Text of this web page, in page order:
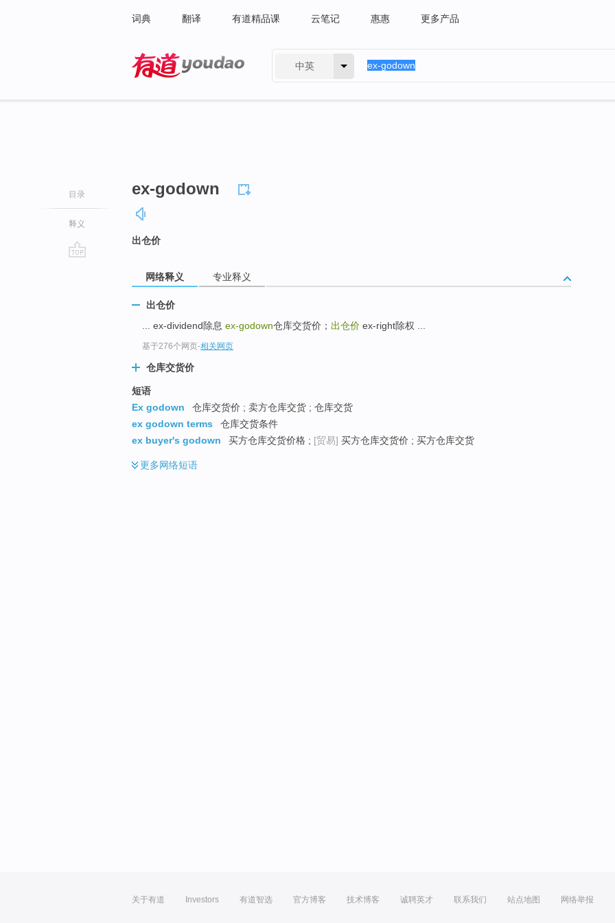
词典 翻译 有道精品课 云笔记 惠惠 更多产品
中英
目录
释义
ex-godown
出仓价
网络释义 专业释义
出仓价
... ex-dividend除息 ex-godown仓库交货价； 出仓价 ex-right除权 ...
基于276个网页-相关网页
仓库交货价
短语
Ex godown
仓库交货价 ; 卖方仓库交货 ; 仓库交货
ex godown terms
仓库交货条件
ex buyer's godown
买方仓库交货价格 ; [贸易] 买方仓库交货价 ; 买方仓库交货
更多网络短语
关于有道 Investors 有道智选 官方博客 技术博客 诚聘英才 联系我们 站点地图 网络举报